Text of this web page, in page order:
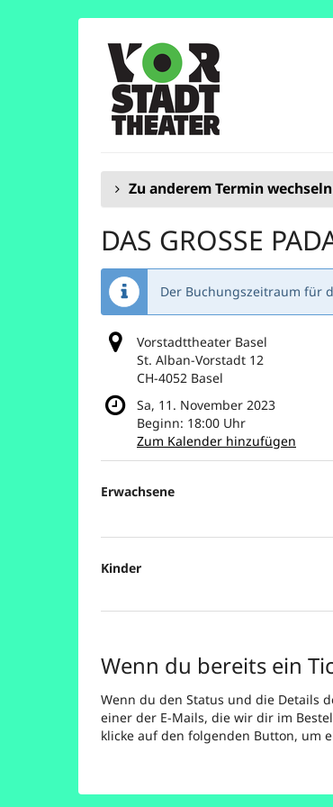
Zu anderem Termin wechseln
DAS GROSSE
Der Buchungszeitraum für
Vorstadttheater Basel
St. Alban-Vorstadt 12
CH-4052 Basel
Sa, 11. November 2023
Beginn: 18:00 Uhr
Zum Kalender hinzufügen
Produkte
Produkte
Erwachsene
Kinder
Wenn du bereits ein
Wenn du den Status und die Details
einer der E-Mails, die wir dir im
klicke auf den folgenden Button, um